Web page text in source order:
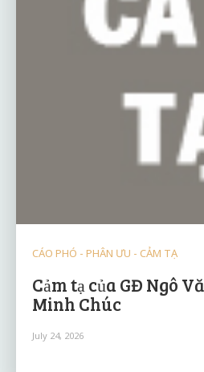
CÁO PHÓ - PHÂN ƯU - CẢM TẠ
Cảm tạ của GĐ Ngô
Minh Chúc
July 24, 2026